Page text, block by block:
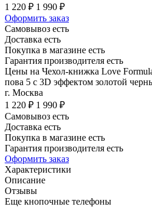
1 220 ₽ 1 990 ₽
Оформить заказ
Самовывоз есть
Доставка есть
Покупка в магазине есть
Гарантия производителя есть
Цены на Чехол-книжка Love
пова 5 с 3D эффектом золотой
г. Москва
1 220 ₽ 1 990 ₽
Самовывоз есть
Доставка есть
Покупка в магазине есть
Гарантия производителя есть
Оформить заказ
Характеристики
Описание
Отзывы
Еще кнопочные телефоны